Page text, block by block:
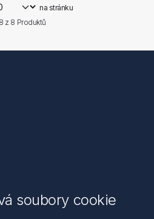
na stránku
z8 Produktů
soubory cookie